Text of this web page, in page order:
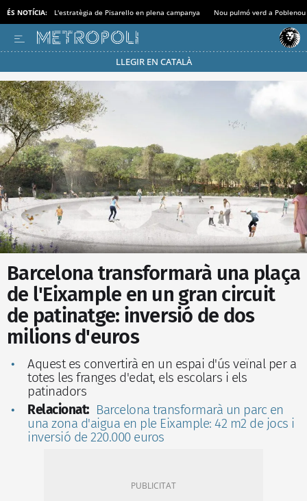
ÉS NOTÍCIA: L'estratègia de Pisarello en plena campanya Nou pulmó verd a Poblenou
LLEGIR EN CATALÀ
Passa’t al mode estalvi
Barcelona transformarà una plaça
de l'Eixample en un gran circuit
de patinatge: inversió de dos
milions d'euros
Aquest es convertirà en un espai d'ús veïnal per a
totes les franges d'edat, els escolars i els
patinadors
Relacionat: Barcelona transformarà un parc en
una zona d'aigua en ple Eixample: 42 m2 de jocs i
inversió de 220.000 euros